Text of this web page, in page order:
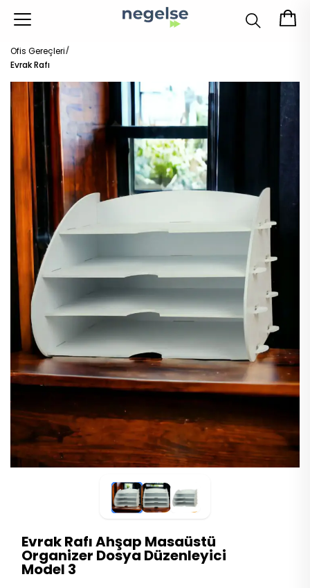
Ofis Gereçleri
Evrak Rafı
Evrak Rafı Ahşap Masaüstü
Organizer Dosya Düzenleyici
Model 3